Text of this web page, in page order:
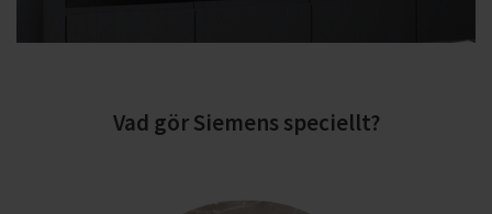
Vad gör Siemens speciellt?